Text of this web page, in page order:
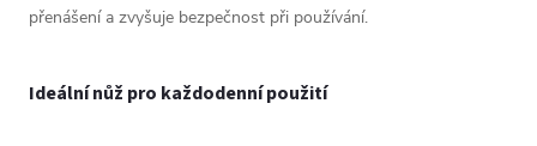
přenášení a zvyšuje bezpečnost při používání.
Ideální nůž pro každodenní použití